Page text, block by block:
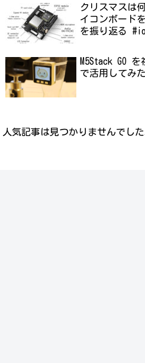
クリスマスは
イコンボード
を振り返る
M5Stack GO
で活用してみ
人気記事は見つかりませんでした